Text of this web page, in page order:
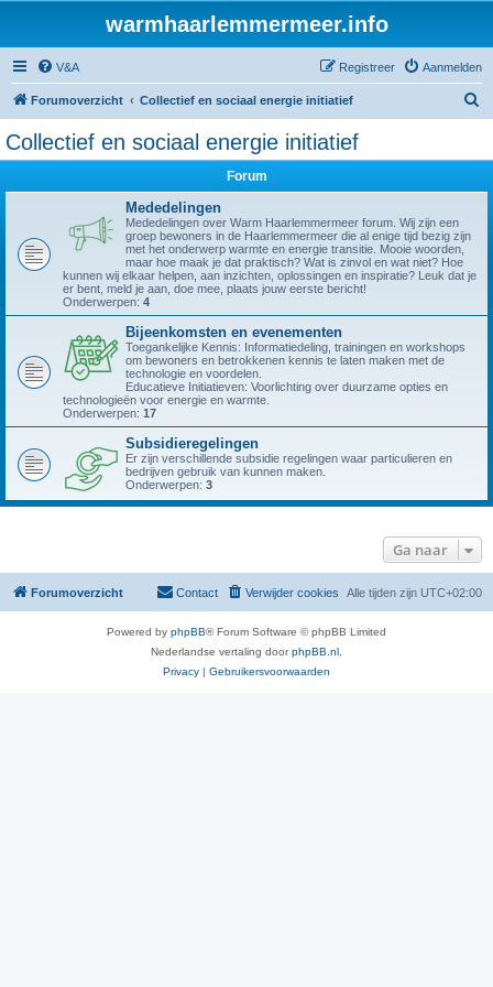
warmhaarlemmermeer.info
V&A Aanmelden
Registreer
Forumoverzicht Collectief en sociaal energie initiatief
Collectief en sociaal energie initiatief
Forum
Mededelingen
Mededelingen over Warm Haarlemmermeer forum. Wij zijn een
groep bewoners in de Haarlemmermeer die al enige tijd bezig zijn
met het onderwerp warmte en energie transitie. Mooie woorden,
maar hoe maak je dat praktisch? Wat is zinvol en wat niet? Hoe
kunnen wij elkaar helpen, aan inzichten, oplossingen en inspiratie? Leuk dat je
er bent, meld je aan, doe mee, plaats jouw eerste bericht!
Onderwerpen: 4
Bijeenkomsten en evenementen
Toegankelijke Kennis: Informatiedeling, trainingen en workshops
om bewoners en betrokkenen kennis te laten maken met de
technologie en voordelen.
Educatieve Initiatieven: Voorlichting over duurzame opties en
technologieën voor energie en warmte.
Onderwerpen: 17
Subsidieregelingen
Er zijn verschillende subsidie regelingen waar particulieren en
bedrijven gebruik van kunnen maken.
Onderwerpen: 3
Ga naar
Forumoverzicht Alle tijden zijn UTC+02:00
Verwijder cookies
Contact
Powered by phpBB® Forum Software © phpBB Limited
Nederlandse vertaling doorphpBB.nl
Privacy | Gebruikersvoorwaarden